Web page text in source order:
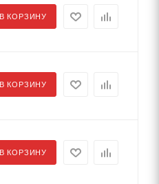
В КОРЗИНУ
В КОРЗИНУ
В КОРЗИНУ